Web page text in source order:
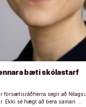
bæti skólastarf
forsætisráðherra segir að
Ekki sé hægt að bera saman …